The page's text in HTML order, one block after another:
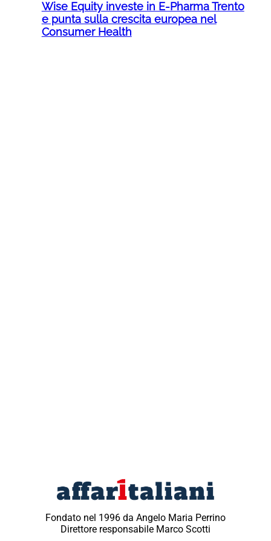
Wise Equity investe in E-Pharma Trento
e punta sulla crescita europea nel
Consumer Health
Fondato nel 1996 da Angelo Maria Perrino
Direttore responsabile Marco Scotti